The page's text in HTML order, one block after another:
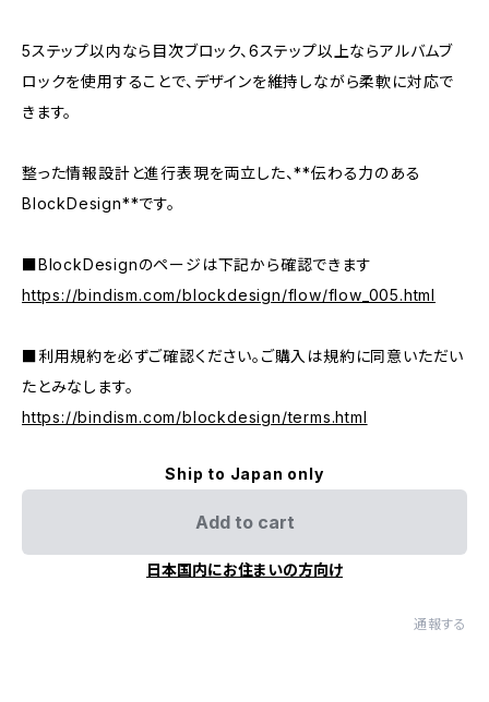
5ステップ以内なら目次ブロック、6ステップ以上ならアルバムブ
ロックを使用することで、デザインを維持しながら柔軟に対応で
きます。
整った情報設計と進行表現を両立した、**伝わる力のある
BlockDesign**です。
■BlockDesignのページは下記から確認できます
https://bindism.com/blockdesign/flow/flow_005.html
■利用規約を必ずご確認ください。ご購入は規約に同意いただい
たとみなします。
https://bindism.com/blockdesign/terms.html
Ship to Japan only
Add to cart
日本国内にお住まいの方向け
通報する